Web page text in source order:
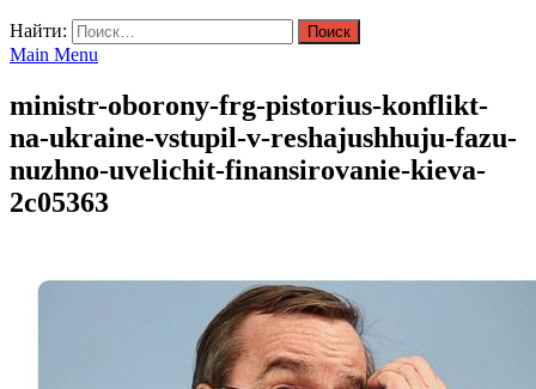
Найти:
Main Menu
ministr-oborony-frg-pistorius-konflikt-
na-ukraine-vstupil-v-reshajushhuju-fazu-
nuzhno-uvelichit-finansirovanie-kieva-
2c05363